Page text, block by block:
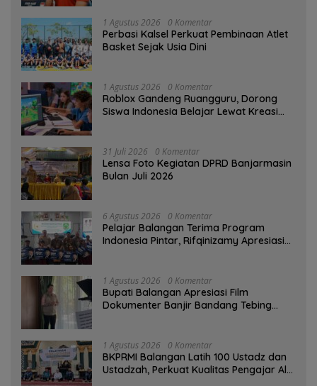
1 Agustus 2026 0 Komentar
Perbasi Kalsel Perkuat Pembinaan Atlet
Basket Sejak Usia Dini
1 Agustus 2026 0 Komentar
Roblox Gandeng Ruangguru, Dorong
Siswa Indonesia Belajar Lewat Kreasi
31 Juli 2026 0 Komentar
Lensa Foto Kegiatan DPRD Banjarmasin
Bulan Juli 2026
6 Agustus 2026 0 Komentar
Pelajar Balangan Terima Program
Indonesia Pintar, Rifqinizamy Apresiasi
1 Agustus 2026 0 Komentar
Bupati Balangan Apresiasi Film
Dokumenter Banjir Bandang Tebing
1 Agustus 2026 0 Komentar
BKPRMI Balangan Latih 100 Ustadz dan
Ustadzah, Perkuat Kualitas Pengajar Al-